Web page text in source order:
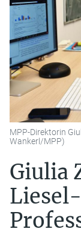
MPP-Direktorin
Wankerl/MPP)
Giulia